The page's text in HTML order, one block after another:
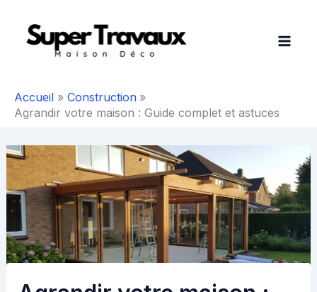
contenu
Accueil
Construction
Agrandir votre maison : Guide complet et astuces